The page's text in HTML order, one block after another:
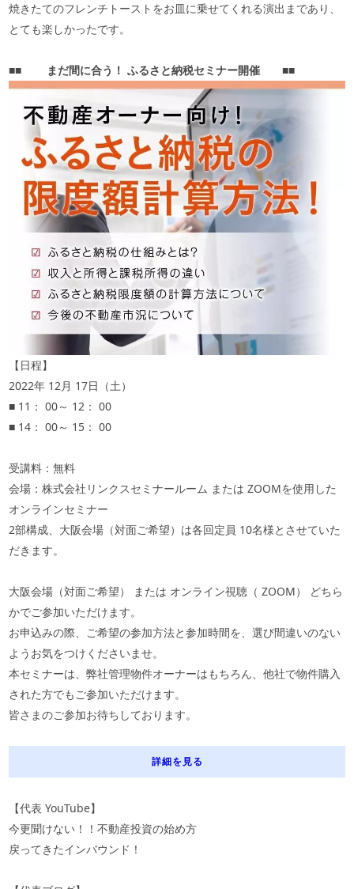
焼きたてのフレンチトーストをお皿に乗せてくれる演出まであり、
とても楽しかったです。
■■ まだ間に合う！ ふるさと納税セミナー開催 ■■
【日程】
2022年 12 月 17日（土）
■ 11 ： 00～ 12 ： 00
■ 14 ： 00～ 15 ： 00
受講料：無料
会場：株式会社リンクスセミナールーム または ZOOMを使用した
オンラインセミナー
2部構成、大阪会場（対面ご希望）は各回定員 10名様とさせていた
だきます。
大阪会場（対面ご希望） または オンライン視聴（ ZOOM） どちら
かでご参加いただけます。
お申込みの際、ご希望の参加方法と参加時間を、選び間違いのない
ようお気をつけくださいませ。
本セミナーは、弊社管理物件オーナーはもちろん、他社で物件購入
された方でもご参加いただけます。
皆さまのご参加お待ちしております。
詳細を見る
【代表 YouTube】
今更聞けない！！不動産投資の始め方
戻ってきたインバウンド！